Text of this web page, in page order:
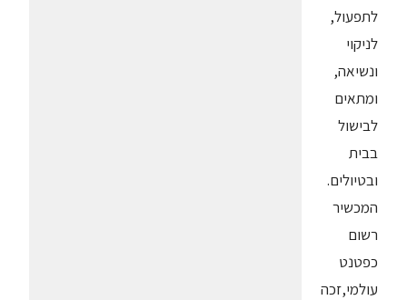
לתפעול,
לניקוי
ונשיאה,
ומתאים
לבישול
בבית
ובטיולים.
המכשיר
רשום
כפטנט
עולמי,זכה